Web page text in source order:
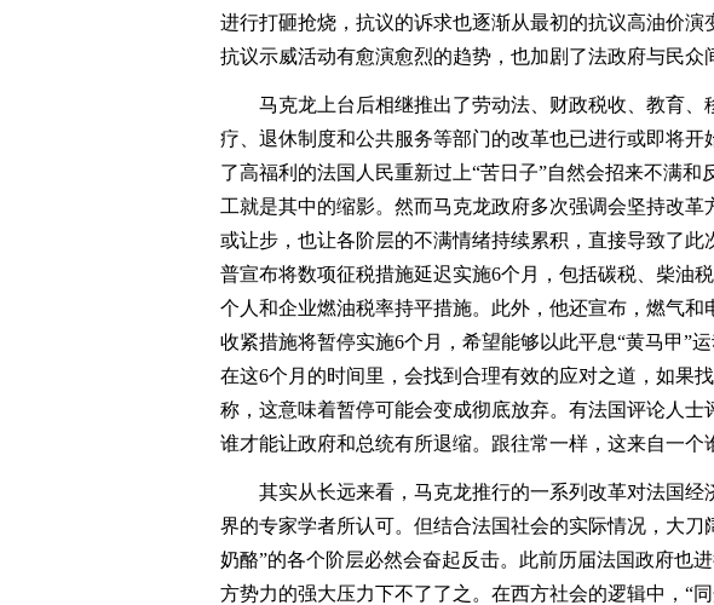
进行打砸抢烧，抗议的诉求也逐渐从最初的抗议高油价
抗议示威活动有愈演愈烈的趋势，也加剧了法政府与民众
马克龙上台后相继推出了劳动法、财政税收、教育、
疗、退休制度和公共服务等部门的改革也已进行或即将
了高福利的法国人民重新过上“苦日子”自然会招来不满
工就是其中的缩影。然而马克龙政府多次强调会坚持改
或让步，也让各阶层的不满情绪持续累积，直接导致了此
普宣布将数项征税措施延迟实施6个月，包括碳税、柴油
个人和企业燃油税率持平措施。此外，他还宣布，燃气和
收紧措施将暂停实施6个月，希望能够以此平息“黄马甲”
在这6个月的时间里，会找到合理有效的应对之道，如果
称，这意味着暂停可能会变成彻底放弃。有法国评论人士
谁才能让政府和总统有所退缩。跟往常一样，这来自一个
其实从长远来看，马克龙推行的一系列改革对法国经
界的专家学者所认可。但结合法国社会的实际情况，大刀
奶酪”的各个阶层必然会奋起反击。此前历届法国政府也
方势力的强大压力下不了了之。在西方社会的逻辑中，“